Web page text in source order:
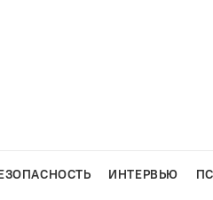
ИНТЕРВЬЮ